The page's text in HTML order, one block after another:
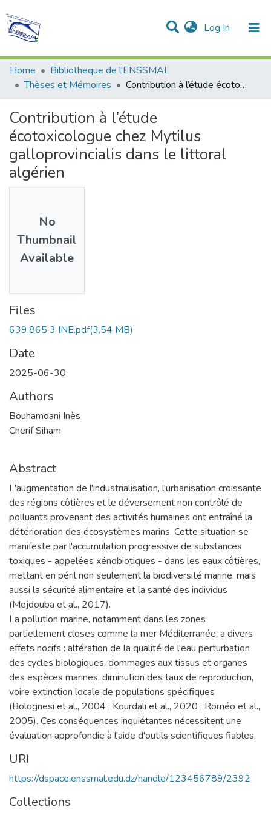
Log In (current)
Statistics
Communities & Collections
All of DSpace
Home
Bibliotheque de l’ENSSMAL
Thèses et Mémoires
Contribution à l’étude écotoxicologue chez Mytilus galloprovincialis dans le littoral algérien
Contribution à l’étude
écotoxicologue chez Mytilus
galloprovincialis dans le littoral
algérien
No
Thumbnail
Available
Files
639.865 3 INE.pdf(3.54 MB)
Date
2025-06-30
Authors
Bouhamdani Inès
Cherif Siham
Abstract
L'augmentation de l'industrialisation, l'urbanisation croissante
des régions côtières et le déversement non contrôlé de
polluants provenant des activités humaines ont entraîné la
détérioration des écosystèmes marins. Cette situation se
manifeste par l'accumulation progressive de substances
toxiques - appelées xénobiotiques - dans les eaux côtières,
mettant en péril non seulement la biodiversité marine, mais
aussi la sécurité alimentaire et la santé des individus
(Mejdouba et al., 2017).
La pollution marine, notamment dans les zones
partiellement closes comme la mer Méditerranée, a divers
effets nocifs : altération de la qualité de l'eau perturbation
des cycles biologiques, dommages aux tissus et organes
des espèces marines, diminution des taux de reproduction,
voire extinction locale de populations spécifiques
(Bolognesi et al., 2004 ; Kourdali et al., 2020 ; Roméo et al.,
2005). Ces conséquences inquiétantes nécessitent une
évaluation approfondie à l'aide d'outils scientifiques fiables.
URI
https://dspace.enssmal.edu.dz/handle/123456789/2392
Collections